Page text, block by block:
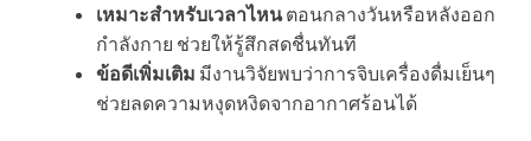
เหมาะสำหรับเวลาไหนตอนกลางวันหรือหลังออก
กำลังกาย ช่วยให้รู้สึกสดชื่นทันที
ข้อดีเพิ่มเติม มีงานวิจัยพบว่าการจิบเครื่องดื่มเย็นๆ
ช่วยลดความหงุดหงิดจากอากาศร้อนได้